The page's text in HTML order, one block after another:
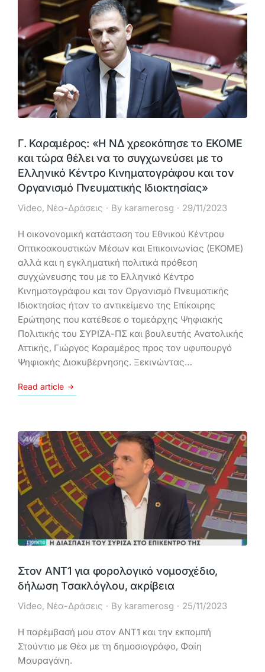
Γ. Καραμέρος: «Η ΝΔ χρεοκόπησε το ΕΚΟΜΕ
και τώρα θέλει να το συγχωνεύσει με το
Ελληνικό Κέντρο Κινηματογράφου και τον
Οργανισμό Πνευματικής Ιδιοκτησίας»
Video, Νέα-Δράσεις By karamerosg 29/11/2023
Η οικονονομική κατάσταση του Εθνικού Κέντρου
Οπτικoακουστικών Μέσων και Επικοινωνίας (ΕΚΟΜΕ)
αλλά και η εγκληματική πολιτικά πρόθεση
συγχώνευσης του με το Ελληνικό Κέντρο
Κινηματογράφου και τον Οργανισμό Πνευματικής
Ιδιοκτησίας ήταν το αντικείμενο της Επίκαιρης
Ερώτησης που κατέθεσε ο τομεάρχης Ψηφιακής
Πολιτικής του ΣΥΡΙΖΑ-ΠΣ και βουλευτής Ανατολικής
Αττικής, Γιώργος Καραμέρος προς τον υφυπουργό
Ψηφιακής Διακυβέρνησης. Ξεκινώντας…
Read article
Στον ΑΝΤ1 για φορολογικό νομοσχέδιο,
δήλωση Τσακλόγλου, ακρίβεια
Video, Νέα-Δράσεις By karamerosg 25/11/2023
Η παρέμβασή μου στον ΑΝΤ1 και την εκπομπή
Στούντιο με Θέα με τη δημοσιογράφο, Φαίη
Μαυραγάνη.